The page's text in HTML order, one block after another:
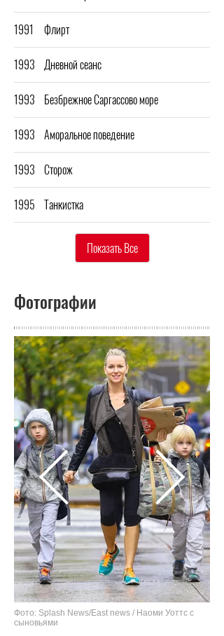
1991 Флирт
1993 Дневной сеанс
1993 Безбрежное Саргассово море
1993 Аморальное поведение
1993 Сторож
1995 Танкистка
Показать Все
Фотографии
Фото: Splash News/East news / Наоми Уоттс с
сыновьями